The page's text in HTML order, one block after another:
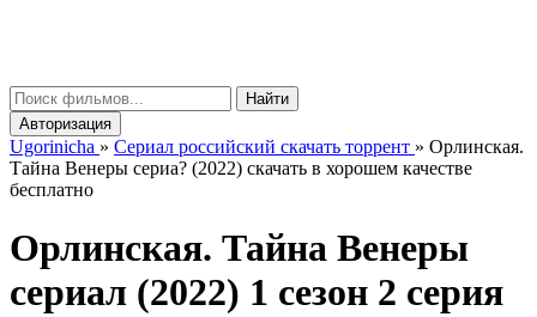
Найти
Авторизация
Ugorinicha » Сериал российский скачать торрент » Орлинская.
Тайна Венеры сериа? (2022) скачать в хорошем качестве
бесплатно
Орлинская. Тайна Венеры
сериал (2022) 1 сезон 2 серия